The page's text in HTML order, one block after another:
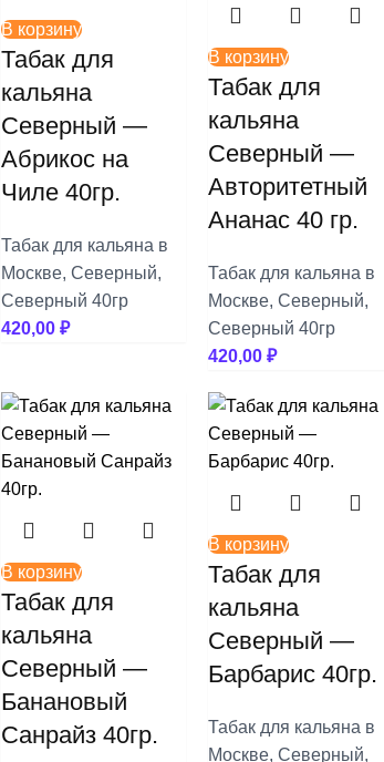
В корзину
Табак для
кальяна
Северный —
Абрикос на
Чиле 40гр.
Табак для кальяна в
Москве, Северный,
Северный 40гр
420,00₽
В корзину
Табак для
кальяна
Северный —
Авторитетный
Ананас 40 гр.
Табак для кальяна в
Москве, Северный,
Северный 40гр
420,00 ₽
В корзину
Табак для
кальяна
Северный —
Банановый
Санрайз 40гр.
В корзину
Табак для
кальяна
Северный —
Барбарис 40гр.
Табак для кальяна в
Москве, Северный,